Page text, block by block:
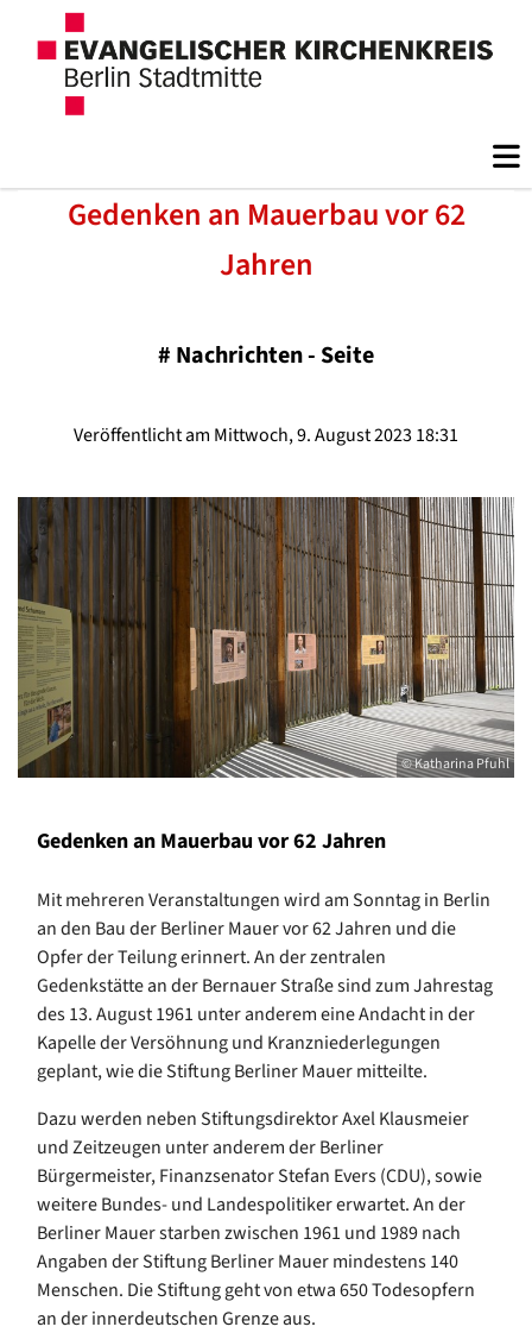
Gedenken an Mauerbau vor 62
Jahren
# Nachrichten - Seite
Veröffentlicht am Mittwoch, 9. August 2023 18:31
© Katharina Pfuhl
Gedenken an Mauerbau vor 62 Jahren
Mit mehreren Veranstaltungen wird am Sonntag in Berlin
an den Bau der Berliner Mauer vor 62 Jahren und die
Opfer der Teilung erinnert. An der zentralen
Gedenkstätte an der Bernauer Straße sind zum Jahrestag
des 13. August 1961 unter anderem eine Andacht in der
Kapelle der Versöhnung und Kranzniederlegungen
geplant, wie die Stiftung Berliner Mauer mitteilte.
Dazu werden neben Stiftungsdirektor Axel Klausmeier
und Zeitzeugen unter anderem der Berliner
Bürgermeister, Finanzsenator Stefan Evers (CDU), sowie
weitere Bundes- und Landespolitiker erwartet. An der
Berliner Mauer starben zwischen 1961 und 1989 nach
Angaben der Stiftung Berliner Mauer mindestens 140
Menschen. Die Stiftung geht von etwa 650 Todesopfern
an der innerdeutschen Grenze aus.